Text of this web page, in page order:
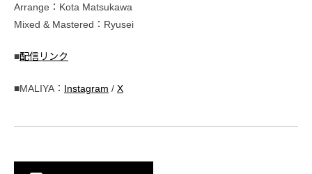
Arrange：Kota Matsukawa
Mixed & Mastered：Ryusei
■配信リンク
■MALIYA： Instagram / X